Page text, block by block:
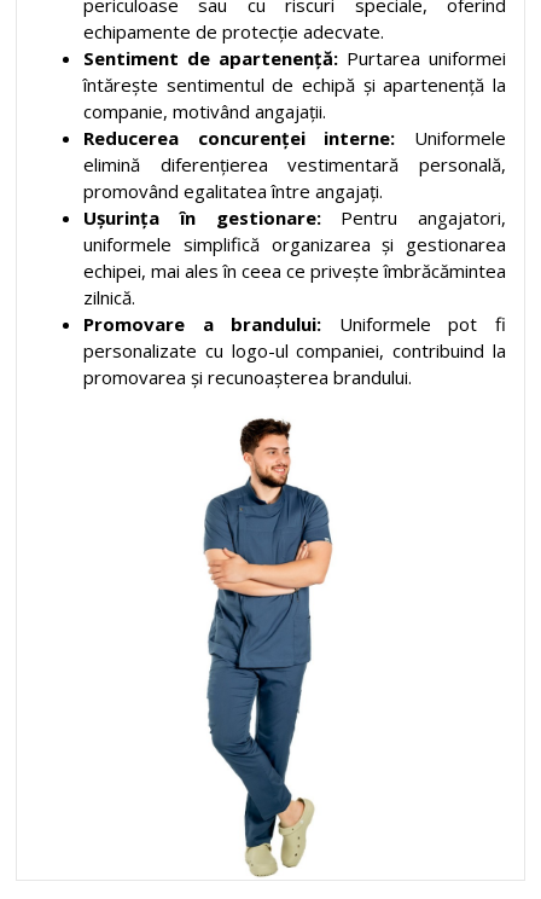
periculoase sau cu riscuri speciale, oferind
echipamente de protecție adecvate.
Sentiment de apartenență: Purtarea uniformei
întărește sentimentul de echipă și apartenență la
companie, motivând angajații.
Reducerea concurenței interne: Uniformele
elimină diferențierea vestimentară personală,
promovând egalitatea între angajați.
Ușurința în gestionare:Pentru angajatori,
uniformele simplifică organizarea și gestionarea
echipei, mai ales în ceea ce privește îmbrăcămintea
zilnică.
Promovare a brandului: Uniformele pot fi
personalizate cu logo-ul companiei, contribuind la
promovarea și recunoașterea brandului.